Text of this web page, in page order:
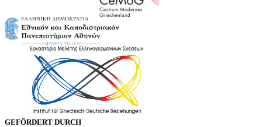
GEFÖRDERT DURCH